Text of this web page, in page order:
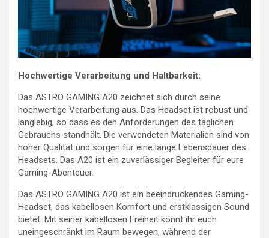
Hochwertige Verarbeitung und Haltbarkeit:
Das ASTRO GAMING A20 zeichnet sich durch seine
hochwertige Verarbeitung aus. Das Headset ist robust und
langlebig, so dass es den Anforderungen des täglichen
Gebrauchs standhält. Die verwendeten Materialien sind von
hoher Qualität und sorgen für eine lange Lebensdauer des
Headsets. Das A20 ist ein zuverlässiger Begleiter für eure
Gaming-Abenteuer.
Das ASTRO GAMING A20 ist ein beeindruckendes Gaming-
Headset, das kabellosen Komfort und erstklassigen Sound
bietet. Mit seiner kabellosen Freiheit könnt ihr euch
uneingeschränkt im Raum bewegen, während der